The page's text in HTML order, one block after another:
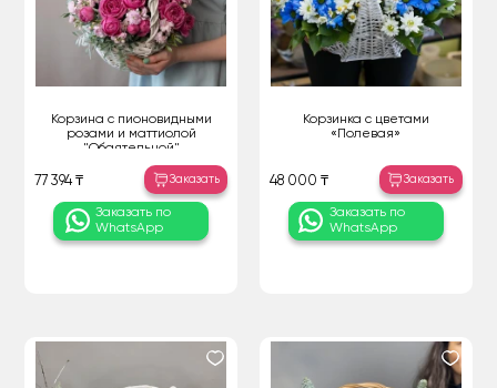
Корзина с пионовидными
розами и маттиолой
"Обаятельной"
77 394 ₸ Заказать
Заказать по
WhatsApp
Корзинка с цветами
«Полевая»
48 000 ₸ Заказать
Заказать по
WhatsApp